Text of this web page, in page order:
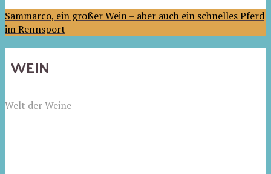
Sammarco, ein großer Wein – aber auch ein schnelles Pferd
im Rennsport
WEIN
Welt der Weine